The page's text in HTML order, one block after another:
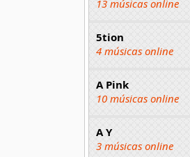
13 músicas online
5tion
4 músicas online
A Pink
10 músicas online
A Y
3 músicas online